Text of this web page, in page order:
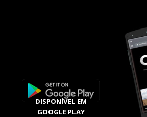
DISPONÍVEL EM
GOOGLE PLAY